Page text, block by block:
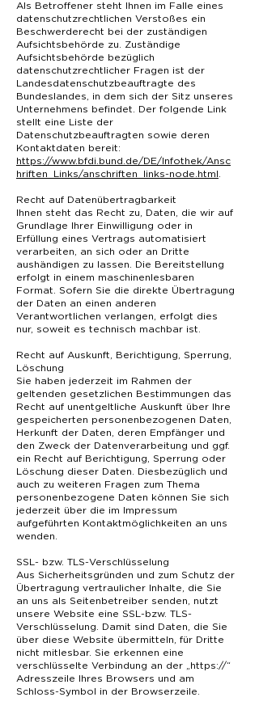
Als Betroffener steht Ihnen im Falle eines
datenschutzrechtlichen Verstoßes ein
Beschwerderecht bei der zuständigen
Aufsichtsbehörde zu. Zuständige
Aufsichtsbehörde bezüglich
datenschutzrechtlicher Fragen ist der
Landesdatenschutzbeauftragte des
Bundeslandes, in dem sich der Sitz unseres
Unternehmens befindet. Der folgende Link
stellt eine Liste der
Datenschutzbeauftragten sowie deren
Kontaktdaten bereit:
https://www.bfdi.bund.de/DE/Infothek/Ansc
hriften_Links/anschriften_links-node.html
Recht auf Datenübertragbarkeit
Ihnen steht das Recht zu, Daten, die wir auf
Grundlage Ihrer Einwilligung oder in
Erfüllung eines Vertrags automatisiert
verarbeiten, an sich oder an Dritte
aushändigen zu lassen. Die Bereitstellung
erfolgt in einem maschinenlesbaren
Format. Sofern Sie die direkte Übertragung
der Daten an einen anderen
Verantwortlichen verlangen, erfolgt dies
nur, soweit es technisch machbar ist.
Recht auf Auskunft, Berichtigung, Sperrung,
Löschung
Sie haben jederzeit im Rahmen der
geltenden gesetzlichen Bestimmungen das
Recht auf unentgeltliche Auskunft über Ihre
gespeicherten personenbezogenen Daten,
Herkunft der Daten, deren Empfänger und
den Zweck der Datenverarbeitung und ggf.
ein Recht auf Berichtigung, Sperrung oder
Löschung dieser Daten. Diesbezüglich und
auch zu weiteren Fragen zum Thema
personenbezogene Daten können Sie sich
jederzeit über die im Impressum
aufgeführten Kontaktmöglichkeiten an uns
wenden.
SSL- bzw. TLS-Verschlüsselung
Aus Sicherheitsgründen und zum Schutz der
Übertragung vertraulicher Inhalte, die Sie
an uns als Seitenbetreiber senden, nutzt
unsere Website eine SSL-bzw. TLS-
Verschlüsselung. Damit sind Daten, die Sie
über diese Website übermitteln, für Dritte
nicht mitlesbar. Sie erkennen eine
verschlüsselte Verbindung an der „https://“
Adresszeile Ihres Browsers und am
Schloss-Symbol in der Browserzeile.